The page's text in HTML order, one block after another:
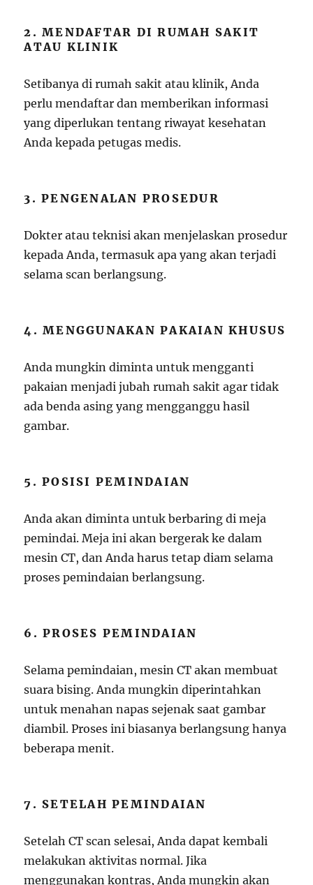
2. MENDAFTAR DI RUMAH SAKIT
ATAU KLINIK
Setibanya di rumah sakit atau klinik, Anda
perlu mendaftar dan memberikan informasi
yang diperlukan tentang riwayat kesehatan
Anda kepada petugas medis.
3. PENGENALAN PROSEDUR
Dokter atau teknisi akan menjelaskan prosedur
kepada Anda, termasuk apa yang akan terjadi
selama scan berlangsung.
4. MENGGUNAKAN PAKAIAN KHUSUS
Anda mungkin diminta untuk mengganti
pakaian menjadi jubah rumah sakit agar tidak
ada benda asing yang mengganggu hasil
gambar.
5. POSISI PEMINDAIAN
Anda akan diminta untuk berbaring di meja
pemindai. Meja ini akan bergerak ke dalam
mesin CT, dan Anda harus tetap diam selama
proses pemindaian berlangsung.
6. PROSES PEMINDAIAN
Selama pemindaian, mesin CT akan membuat
suara bising. Anda mungkin diperintahkan
untuk menahan napas sejenak saat gambar
diambil. Proses ini biasanya berlangsung hanya
beberapa menit.
7. SETELAH PEMINDAIAN
Setelah CT scan selesai, Anda dapat kembali
melakukan aktivitas normal. Jika
menggunakan kontras, Anda mungkin akan